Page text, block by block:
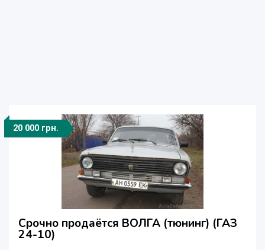
20 000 грн.
Срочно продаётся ВОЛГА (тюнинг) (ГАЗ
24-10)